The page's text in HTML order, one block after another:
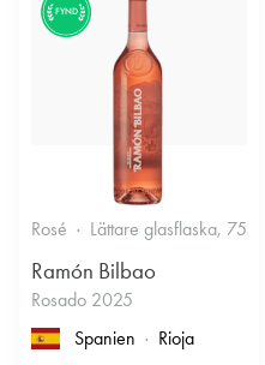
FYND
Rosé Lättare glasflaska, 750ml
Ramón Bilbao
Rosado 2025
Spanien
Rioja